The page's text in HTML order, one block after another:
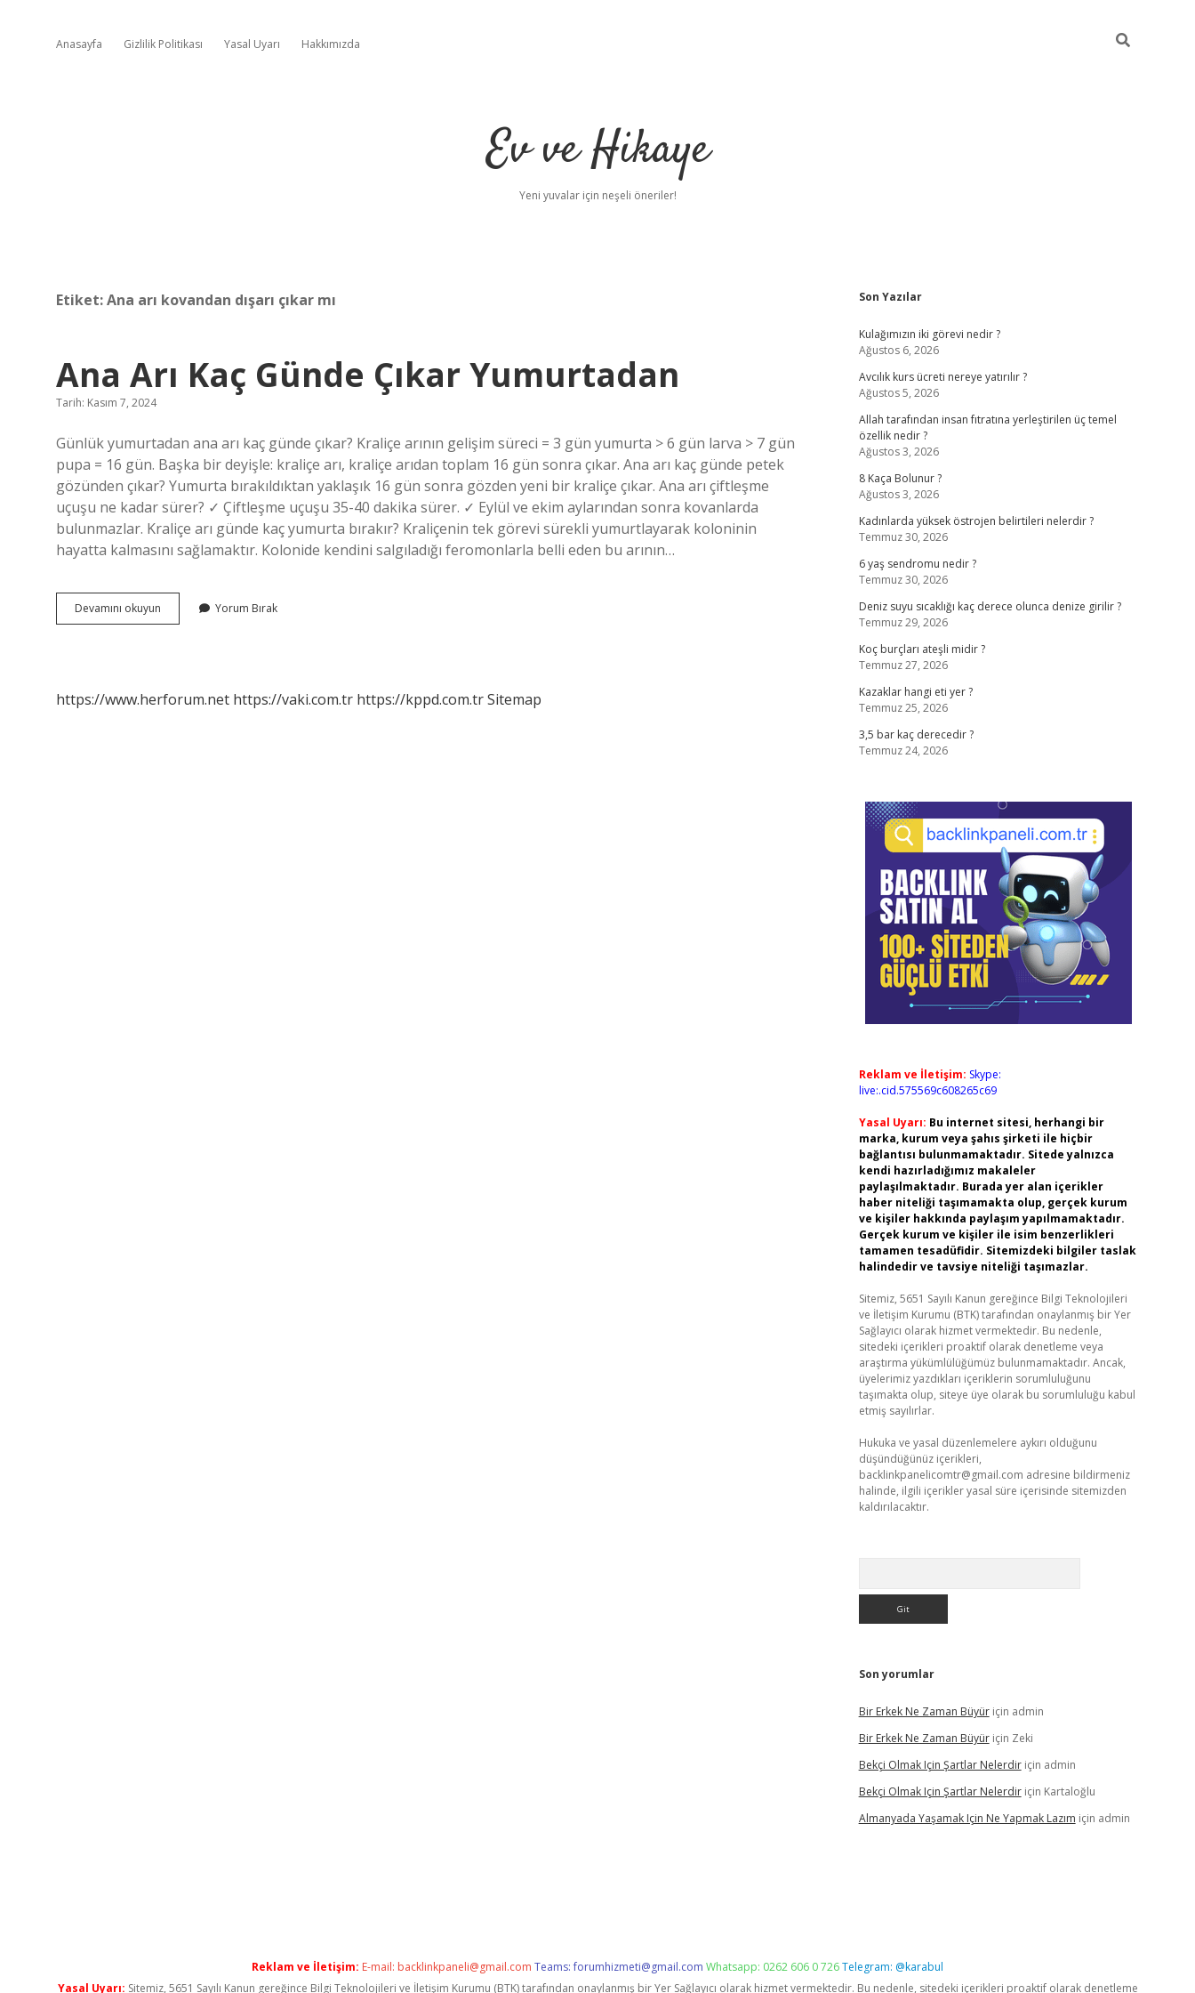
Anasayfa Gizlilik Politikası Yasal Uyarı Hakkımızda
Ev ve Hikaye
Yeni yuvalar için neşeli öneriler!
Etiket:Ana arı kovandan dışarı çıkar mı
Ana Arı Kaç Günde Çıkar Yumurtadan
Tarih: Kasım 7, 2024
Günlük yumurtadan ana arı kaç günde çıkar? Kraliçe arının gelişim süreci = 3 gün yumurta > 6 gün larva > 7 gün
pupa = 16 gün. Başka bir deyişle: kraliçe arı, kraliçe arıdan toplam 16 gün sonra çıkar. Ana arı kaç günde petek
gözünden çıkar? Yumurta bırakıldıktan yaklaşık 16 gün sonra gözden yeni bir kraliçe çıkar. Ana arı çiftleşme
uçuşu ne kadar sürer? ✓ Çiftleşme uçuşu 35-40 dakika sürer. ✓ Eylül ve ekim aylarından sonra kovanlarda
bulunmazlar. Kraliçe arı günde kaç yumurta bırakır? Kraliçenin tek görevi sürekli yumurtlayarak koloninin
hayatta kalmasını sağlamaktır. Kolonide kendini salgıladığı feromonlarla belli eden bu arının…
Devamını okuyun
Arı
Yorum Bırak
https://www.herforum.net https://vaki.com.tr https://kppd.com.trSitemap
Sidebar
Son Yazılar
Kulağımızın iki görevi nedir ?
Ağustos 6, 2026
Avcılık kurs ücreti nereye yatırılır ?
Ağustos 5, 2026
Allah tarafından insan fıtratına yerleştirilen üç temel
özellik nedir ?
Ağustos 3, 2026
8 Kaça Bolunur ?
Ağustos 3, 2026
Kadınlarda yüksek östrojen belirtileri nelerdir ?
Temmuz 30, 2026
6 yaş sendromu nedir ?
Temmuz 30, 2026
Deniz suyu sıcaklığı kaç derece olunca denize girilir ?
Temmuz 29, 2026
Koç burçları ateşli midir ?
Temmuz 27, 2026
Kazaklar hangi eti yer ?
Temmuz 25, 2026
3,5 bar kaç derecedir ?
Temmuz 24, 2026
Reklam ve İletişim: Skype:
live:.cid.575569c608265c69
Yasal Uyarı: Bu internet sitesi, herhangi bir
marka, kurum veya şahıs şirketi ile hiçbir
bağlantısı bulunmamaktadır. Sitede yalnızca
kendi hazırladığımız makaleler
paylaşılmaktadır. Burada yer alan içerikler
haber niteliği taşımamakta olup, gerçek kurum
ve kişiler hakkında paylaşım yapılmamaktadır.
Gerçek kurum ve kişiler ile isim benzerlikleri
tamamen tesadüfidir. Sitemizdeki bilgiler taslak
halindedir ve tavsiye niteliği taşımazlar.
Sitemiz, 5651 Sayılı Kanun gereğince Bilgi Teknolojileri
ve İletişim Kurumu (BTK) tarafından onaylanmış bir Yer
Sağlayıcı olarak hizmet vermektedir. Bu nedenle,
sitedeki içerikleri proaktif olarak denetleme veya
araştırma yükümlülüğümüz bulunmamaktadır. Ancak,
üyelerimiz yazdıkları içeriklerin sorumluluğunu
taşımakta olup, siteye üye olarak bu sorumluluğu kabul
etmiş sayılırlar.
Hukuka ve yasal düzenlemelere aykırı olduğunu
düşündüğünüz içerikleri,
backlinkpanelicomtr@gmail.com adresine bildirmeniz
halinde, ilgili içerikler yasal süre içerisinde sitemizden
kaldırılacaktır.
Son yorumlar
Bir Erkek Ne Zaman Büyüriçin admin
Bir Erkek Ne Zaman Büyüriçin Zeki
Bekçi Olmak Için Şartlar Nelerdiriçin admin
Bekçi Olmak Için Şartlar Nelerdiriçin Kartaloğlu
Almanyada Yaşamak Için Ne Yapmak Lazım için admin
Reklam ve İletişim: E-mail: backlinkpaneli@gmail.com Teams:forumhizmeti@gmail.com Whatsapp: 0262 606 0 726Telegram: @karabul
Yasal Uyarı: Sitemiz, 5651 Sayılı Kanun gereğince Bilgi Teknolojileri ve İletişim Kurumu (BTK) tarafından onaylanmış bir Yer Sağlayıcı olarak hizmet vermektedir. Bu nedenle, sitedeki içerikleri proaktif olarak denetleme